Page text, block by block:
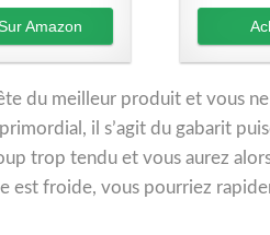
Amazon
du meilleur produit et vous
il s’agit du gabarit
trop tendu et vous aurez
est froide, vous pourriez